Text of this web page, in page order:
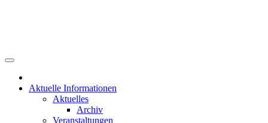
Aktuelle Informationen
Aktuelles
Archiv
Veranstaltungen